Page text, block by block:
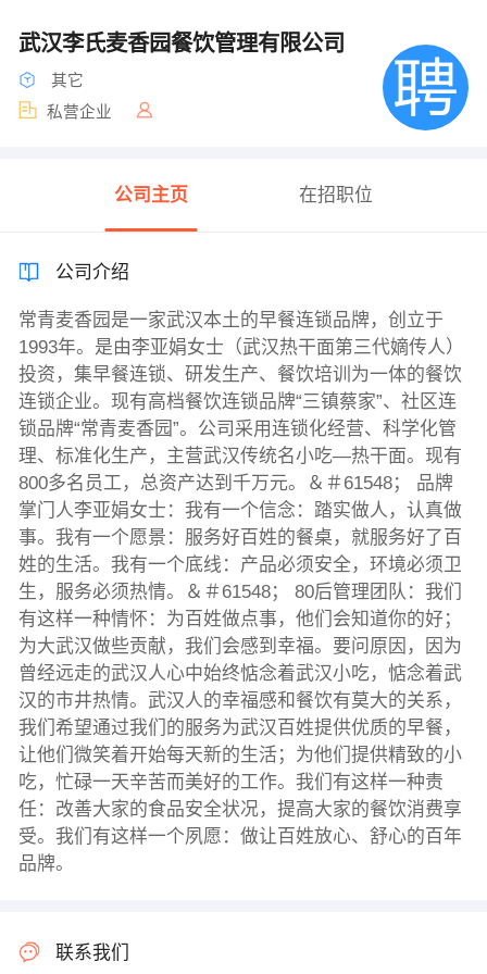
武汉李氏麦香园餐饮管理有限公司
其它
私营企业
公司主页 在招职位
公司介绍
常青麦香园是一家武汉本土的早餐连锁品牌，创立于
1993年。是由李亚娟女士（武汉热干面第三代嫡传人）
投资，集早餐连锁、研发生产、餐饮培训为一体的餐饮
连锁企业。现有高档餐饮连锁品牌“三镇蔡家”、社区连
锁品牌“常青麦香园”。公司采用连锁化经营、科学化管
理、标准化生产，主营武汉传统名小吃—热干面。现有
800多名员工，总资产达到千万元。＆＃61548； 品牌
掌门人李亚娟女士：我有一个信念：踏实做人，认真做
事。我有一个愿景：服务好百姓的餐桌，就服务好了百
姓的生活。我有一个底线：产品必须安全，环境必须卫
生，服务必须热情。＆＃61548； 80后管理团队：我们
有这样一种情怀：为百姓做点事，他们会知道你的好；
为大武汉做些贡献，我们会感到幸福。要问原因，因为
曾经远走的武汉人心中始终惦念着武汉小吃，惦念着武
汉的市井热情。武汉人的幸福感和餐饮有莫大的关系，
我们希望通过我们的服务为武汉百姓提供优质的早餐，
让他们微笑着开始每天新的生活；为他们提供精致的小
吃，忙碌一天辛苦而美好的工作。我们有这样一种责
任：改善大家的食品安全状况，提高大家的餐饮消费享
受。我们有这样一个夙愿：做让百姓放心、舒心的百年
品牌。
联系我们